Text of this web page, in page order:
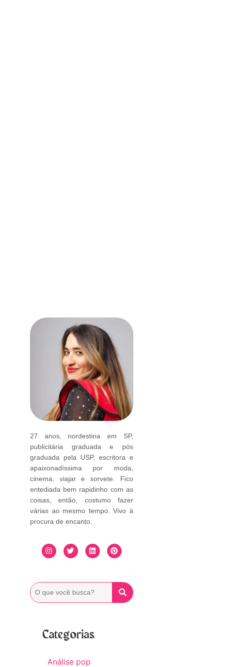
27 anos, nordestina em SP,
publicitária graduada e pós
graduada pela USP, escritora e
apaixonadíssima por moda,
cinema, viajar e sorvete. Fico
entediada bem rapidinho com as
coisas, então, costumo fazer
várias ao mesmo tempo. Vivo à
procura de encanto.
Categorias
Análise pop